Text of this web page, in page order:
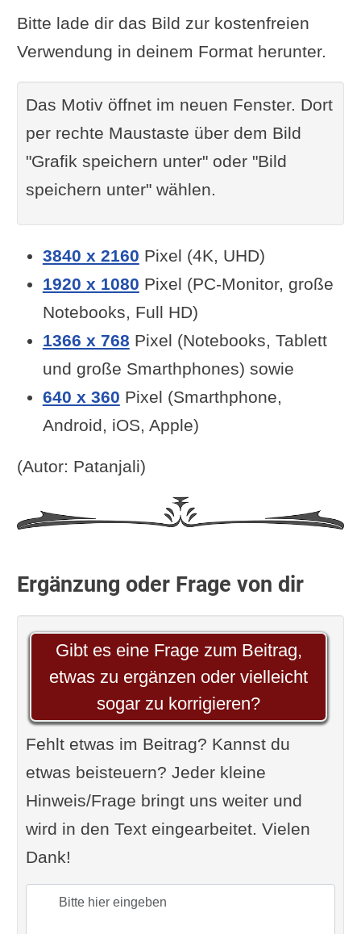
Bitte lade dir das Bild zur kostenfreien
Verwendung in deinem Format herunter.
Das Motiv öffnet im neuen Fenster. Dort
per rechte Maustaste über dem Bild
"Grafik speichern unter" oder "Bild
speichern unter" wählen.
3840 x 2160 Pixel (4K, UHD)
1920 x 1080 Pixel (PC-Monitor, große
Notebooks, Full HD)
1366 x 768 Pixel (Notebooks, Tablett
und große Smarthphones) sowie
640 x 360 Pixel (Smarthphone,
Android, iOS, Apple)
(Autor: Patanjali)
Ergänzung oder Frage von dir
Gibt es eine Frage zum Beitrag,
etwas zu ergänzen oder vielleicht
sogar zu korrigieren?
Fehlt etwas im Beitrag? Kannst du
etwas beisteuern? Jeder kleine
Hinweis/Frage bringt uns weiter und
wird in den Text eingearbeitet. Vielen
Dank!